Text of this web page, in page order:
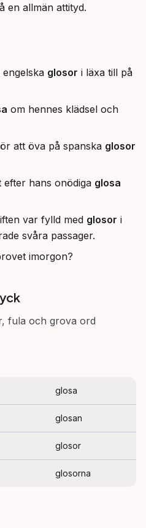
en allmän attityd.
glosor i läxa till på
om hennes klädsel och
att öva på spanska glosor
hans onödiga glosa
var fylld med glosor i
svåra passager.
imorgon?
fula och grova ord
glosa
glosan
glosor
glosorna